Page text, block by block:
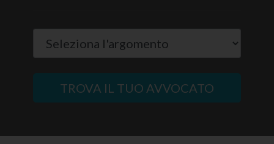
TROVA IL TUO AVVOCATO